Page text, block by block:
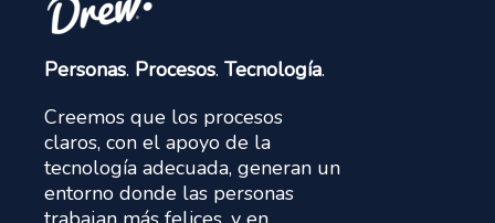
Personas. Procesos. Tecnología.
Creemos que los procesos
claros, con el apoyo de la
tecnología adecuada, generan un
entorno donde las personas